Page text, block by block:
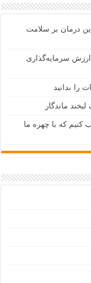
این درمان بر سلامت
سرمایه‌گذاری
را بدانید
ماندگار
که با چهره ما